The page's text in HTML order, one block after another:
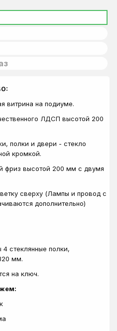
витрина на подиуме.
ЛДСП высотой 200
полки и двери - стекло
кромкой.
фриз высотой 200 мм с двумя
сверху (Лампы и провод с
дополнительно)
стеклянные полки,
мм.
на ключ.